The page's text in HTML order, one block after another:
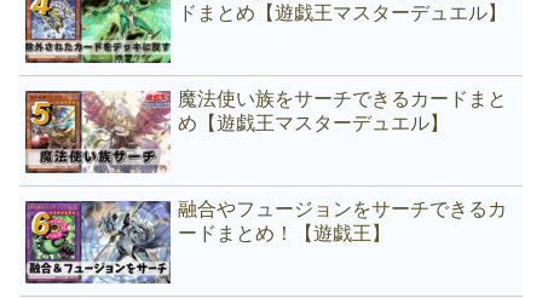
ドまとめ【遊戯王マスターデュエル】
魔法使い族をサーチできるカードまと
め【遊戯王マスターデュエル】
融合やフュージョンをサーチできるカ
ードまとめ！【遊戯王】